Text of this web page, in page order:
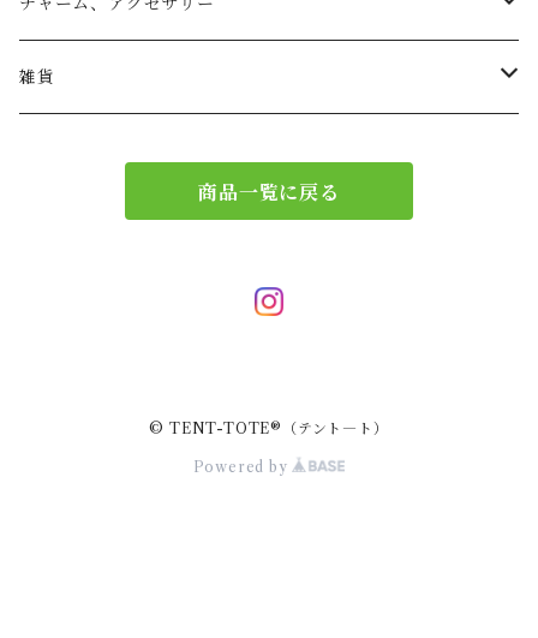
ショルダー
バッグチャーム
雑貨
商品一覧に戻る
© TENT-TOTE®（テント―ト）
Powered by